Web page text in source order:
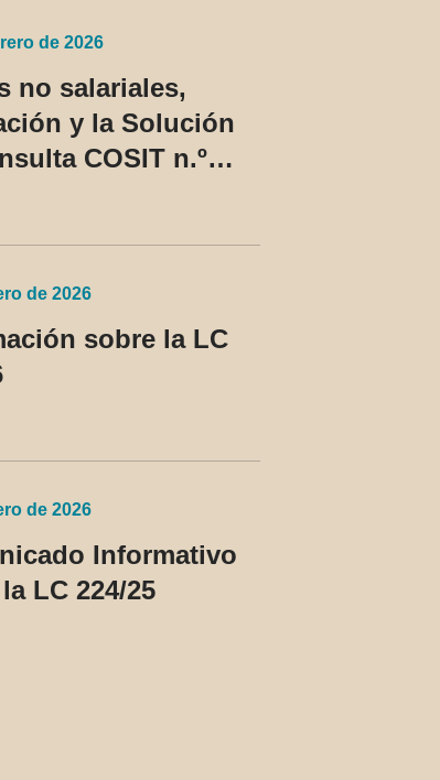
de 2026
no salariales,
y la Solución
COSIT n.º
de 2026
sobre la LC
de 2026
Informativo
LC 224/25